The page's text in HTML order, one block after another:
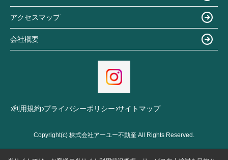
アクセスマップ
会社概要
利用規約 プライバシーポリシー サイトマップ
Copyright(c) 株式会社アーユー不動産 All Rights Reserved.